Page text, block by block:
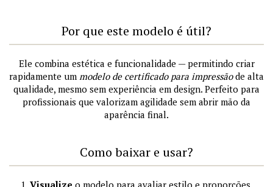
Por que este modelo é útil?
Ele combina estética e funcionalidade — permitindo criar
rapidamente um modelo de certificado para impressãode alta
qualidade, mesmo sem experiência em design. Perfeito para
profissionais que valorizam agilidade sem abrir mão da
aparência final.
Como baixar e usar?
1. Visualize o modelo para avaliar estilo e proporções.